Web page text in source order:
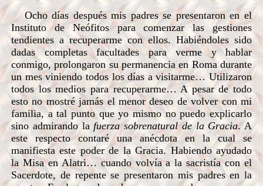
Ocho días después mis padres se presentaron en el
Instituto de Neófitos para comenzar las gestiones
tendientes a recuperarme con ellos. Habiéndoles sido
dadas completas facultades para verme y hablar
conmigo, prolongaron su permanencia en Roma durante
un mes viniendo todos los días a visitarme… Utilizaron
todos los medios para recuperarme… A pesar de todo
esto no mostré jamás el menor deseo de volver con mi
familia, a tal punto que yo mismo no puedo explicarlo
sino admirando lafuerza sobrenatural de la Gracia. A
este respecto contaré una anécdota en la cual se
manifiesta este poder de la Gracia. Habiendo ayudado
la Misa en Alatri… cuando volvía a la sacristía con el
Sacerdote, de repente se presentaron mis padres en la